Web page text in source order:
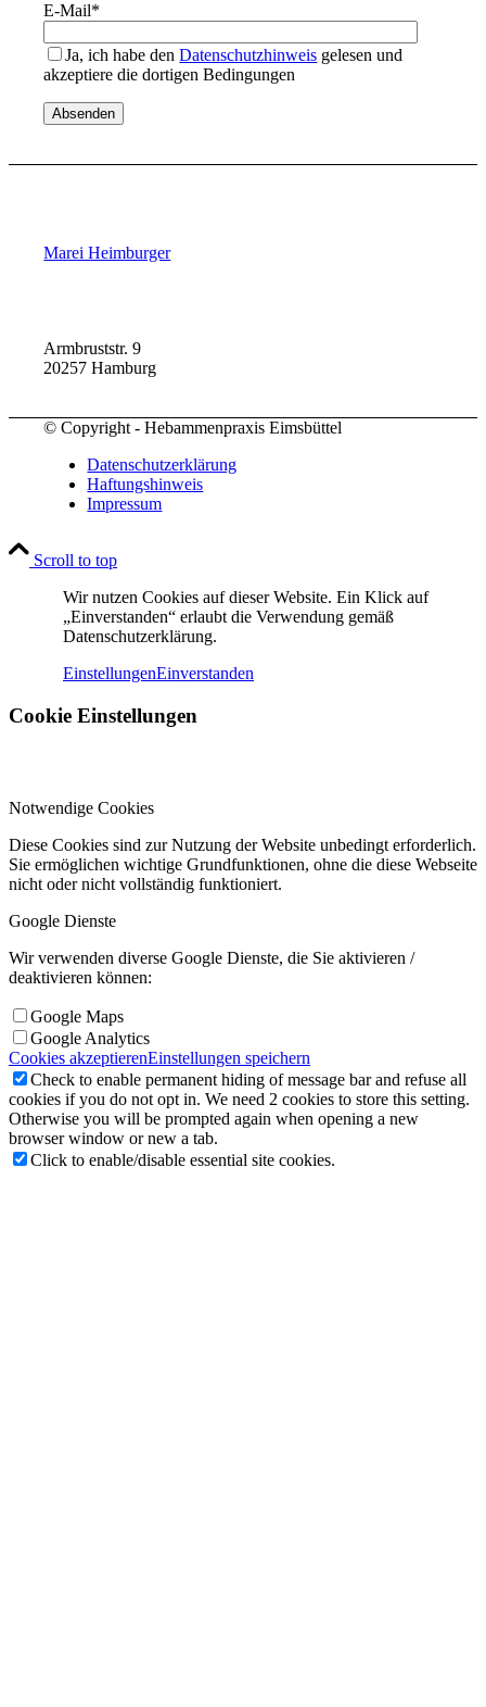
E-Mail*
Ja, ich habe denDatenschutzhinweis gelesen und
akzeptiere die dortigen Bedingungen
Marei Heimburger
Armbruststr. 9
20257 Hamburg
© Copyright - Hebammenpraxis Eimsbüttel
Datenschutzerklärung
Haftungshinweis
Impressum
Scroll to top
Wir nutzen Cookies auf dieser Website. Ein Klick auf
„Einverstanden“ erlaubt die Verwendung gemäß
Datenschutzerklärung.
EinstellungenEinverstanden
Cookie Einstellungen
Notwendige Cookies
Diese Cookies sind zur Nutzung der Website unbedingt erforderlich.
Sie ermöglichen wichtige Grundfunktionen, ohne die diese Webseite
nicht oder nicht vollständig funktioniert.
Google Dienste
Wir verwenden diverse Google Dienste, die Sie aktivieren /
deaktivieren können:
Google Maps
Google Analytics
Cookies akzeptierenEinstellungen speichern
Check to enable permanent hiding of message bar and refuse all
cookies if you do not opt in. We need 2 cookies to store this setting.
Otherwise you will be prompted again when opening a new
browser window or new a tab.
Click to enable/disable essential site cookies.